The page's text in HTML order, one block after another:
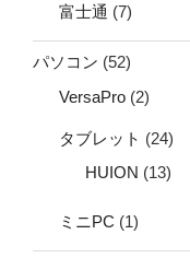
富士通 (7)
パソコン (52)
VersaPro (2)
タブレット (24)
HUION (13)
ミニPC (1)